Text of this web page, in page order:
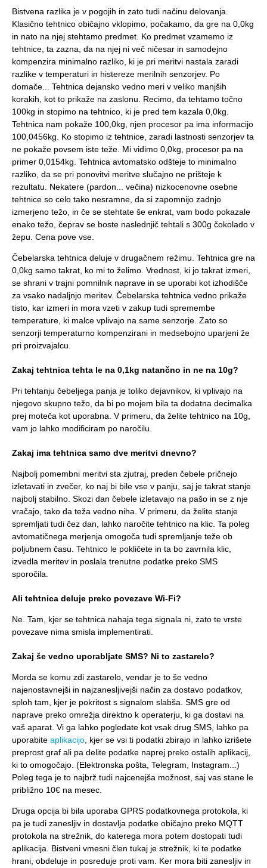
Bistvena razlika je v pogojih in zato tudi načinu delovanja.
Klasično tehtnico običajno vklopimo, počakamo, da gre na 0,0kg
in nato na njej stehtamo predmet. Ko predmet vzamemo iz
tehtnice, ta zazna, da na njej ni več ničesar in samodejno
kompenzira minimalno razliko, ki je pri meritvi nastala zaradi
razlike v temperaturi in histereze merilnih senzorjev. Po
domače... Tehtnica dejansko vedno meri v veliko manjših
korakih, kot to prikaže na zaslonu. Recimo, da tehtamo točno
100kg in stopimo na tehtnico, ki je pred tem kazala 0,0kg.
Tehtnica nam pokaže 100,0kg, njen procesor pa ima informacijo
100,0456kg. Ko stopimo iz tehtnice, zaradi lastnosti senzorjev ta
ne pokaže povsem iste teže. Mi vidimo 0,0kg, procesor pa na
primer 0,0154kg. Tehtnica avtomatsko odšteje to minimalno
razliko, da se pri ponovitvi meritve slučajno ne prišteje k
rezultatu. Nekatere (pardon... večina) nizkocenovne osebne
tehtnice so celo tako nesramne, da si zapomnijo zadnjo
izmerjeno težo, in če se stehtate še enkrat, vam bodo pokazale
enako težo, čeprav se boste naslednjič tehtali s 300g čokolado v
žepu. Cena pove vse.
Čebelarska tehtnica deluje v drugačnem režimu. Tehtnica gre na
0,0kg samo takrat, ko mi to želimo. Vrednost, ki jo takrat izmeri,
se shrani v trajni pomnilnik naprave in se uporabi kot izhodišče
za vsako nadaljnjo meritev. Čebelarska tehtnica vedno prikaže
tisto, kar izmeri in mora vzeti v zakup tudi spremembe
temperature, ki malce vplivajo na same senzorje. Zato so
senzorji temperaturno kompenzirani in medsebojno uparjeni že
pri proizvajalcu.
Zakaj tehtnica tehta le na 0,1kg natančno in ne na 10g?
Pri tehtanju čebeljega panja je toliko dejavnikov, ki vplivajo na
njegovo skupno težo, da bi po mojem bila ta dodatna decimalka
prej moteča kot uporabna. V primeru, da želite tehtnico na 10g,
vam jo lahko modificiram po naročilu.
Zakaj ima tehtnica samo dve meritvi dnevno?
Najbolj pomembni meritvi sta zjutraj, preden čebele pričnejo
izletavati in zvečer, ko naj bi bile vse v panju, saj je takrat stanje
najbolj stabilno. Skozi dan čebele izletavajo na pašo in se z nje
vračajo, tako da teža vedno niha. V primeru, da želite stanje
spremljati tudi čez dan, lahko naročite tehtnico na klic. Ta poleg
avtomatičnega merjenja omogoča tudi spremljanje teže ob
poljubnem času. Tehtnico le pokličete in ta bo zavrnila klic,
izvedla meritev in poslala trenutne podatke preko SMS
sporočila.
Ali tehtnica deluje preko povezave Wi-Fi?
Ne. Tam, kjer se tehtnica nahaja tega signala ni, zato te vrste
povezave nima smisla implementirati.
Zakaj še vedno uporabljate SMS? Ni to zastarelo?
Morda se komu zdi zastarelo, vendar je to še vedno
najenostavnejši in najzanesljivejši način za dostavo podatkov,
sploh tam, kjer je pokritost s signalom slabša. SMS gre od
naprave preko omrežja direktno k operaterju, ki ga dostavi na
vaš aparat. Vi ga lahko pogledate kot vsak drug SMS, lahko pa
uporabite aplikacijo, kjer se vsi ti podatki zbirajo in lahko izrišete
preprost graf ali pa delite podatke naprej preko ostalih aplikacij,
ki to omogočajo. (Elektronska pošta, Telegram, Instagram...)
Poleg tega je to najbrž tudi najcenejša možnost, saj vas stane le
približno 10€ na mesec.
Druga opcija bi bila uporaba GPRS podatkovnega protokola, ki
pa je tudi zanesljiv in dostavlja podatke običajno preko MQTT
protokola na strežnik, do katerega mora potem dostopati tudi
aplikacija. Bistveni vmesni člen tukaj je strežnik, ki te podatke
hrani, obdeluje in posreduje proti vam. Ker mora biti zanesljiv in